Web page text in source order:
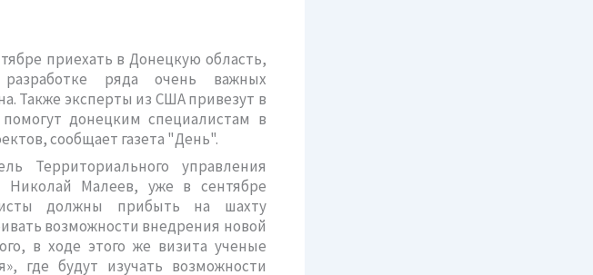
приехать в Донецкую область,
ряда очень важных
Также эксперты из США привезут в
донецким специалистам в
сообщает газета "День".
Территориального управления
Николай Малеев, уже в сентябре
должны прибыть на шахту
возможности внедрения новой
в ходе этого же визита ученые
где будут изучать возможности